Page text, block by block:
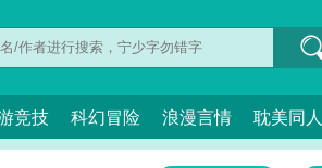
竞技 科幻冒险 浪漫言情 耽美同人